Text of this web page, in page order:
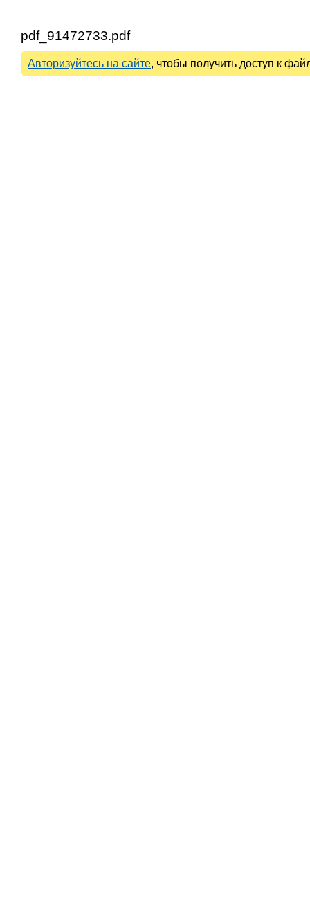
pdf_91472733.pdf
Авторизуйтесь на сайте, чтобы получить доступ к